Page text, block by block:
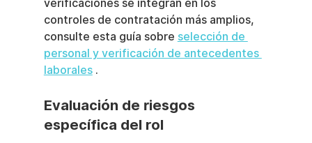
verificaciones se integran en los
controles de contratación más amplios,
consulte esta guía sobre selección de
personal y verificación de antecedentes
laborales .
Evaluación de riesgos
específica del rol